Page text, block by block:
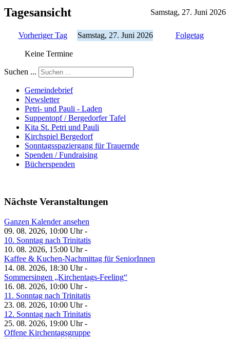
Tagesansicht Samstag, 27. Juni 2026
Vorheriger Tag Samstag, 27. Juni 2026 Folgetag
Keine Termine
Suchen ...
Gemeindebrief
Newsletter
Petri- und Pauli - Laden
Suppentopf / Bergedorfer Tafel
Kita St. Petri und Pauli
Kirchspiel Bergedorf
Sonntagsspaziergang für Trauernde
Spenden / Fundraising
Bücherspenden
Nächste Veranstaltungen
Ganzen Kalender ansehen
09. 08. 2026, 10:00 Uhr -
10. Sonntag nach Trinitatis
10. 08. 2026, 15:00 Uhr -
Kaffee & Kuchen-Nachmittag für SeniorInnen
14. 08. 2026, 18:30 Uhr -
Sommersingen „Kirchentags-Feeling“
16. 08. 2026, 10:00 Uhr -
11. Sonntag nach Trinitatis
23. 08. 2026, 10:00 Uhr -
12. Sonntag nach Trinitatis
25. 08. 2026, 19:00 Uhr -
Offene Kirchentagsgruppe